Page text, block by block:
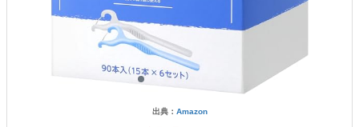
出典： Amazon